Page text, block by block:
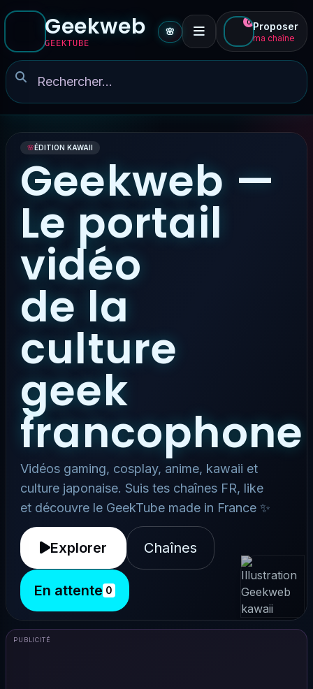
Geekweb
GEEKTUBE
🌸
0 Proposer
ma chaîne
🌸ÉDITION KAWAII
Geekweb —
Le portail
vidéo
de la
culture
geek
francophone
Vidéos gaming, cosplay, anime, kawaii et
culture japonaise. Suis tes chaînes FR, like
et découvre le GeekTube made in France ✨
Explorer Chaînes
En attente 0
PUBLICITÉ